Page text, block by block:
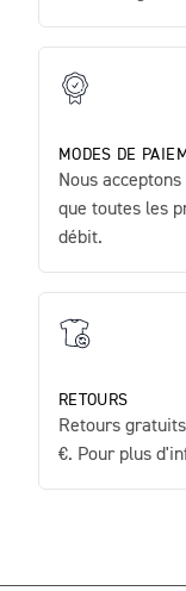
MODES DE
Nous
que toutes les
débit.
RETOURS
Retours
€. Pour plus